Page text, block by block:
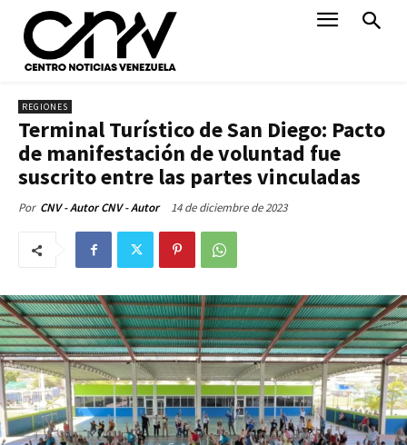
REGIONES
Terminal Turístico de San Diego: Pacto
de manifestación de voluntad fue
suscrito entre las partes vinculadas
Por CNV - Autor CNV - Autor 14 de diciembre de 2023